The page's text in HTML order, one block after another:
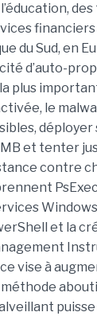
financiers
du Sud, en
d’auto-
plus
le
et tenter
contre
et la
vise à
méthode